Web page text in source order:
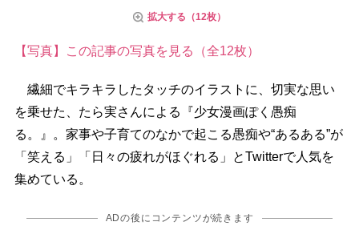
拡大する（12枚）
【写真】この記事の写真を見る（全12枚）
繊細でキラキラしたタッチのイラストに、切実な思い
を乗せた、たら実さんによる『少女漫画ぽく愚痴
る。』。家事や子育てのなかで起こる愚痴や“あるある”が
「笑える」「日々の疲れがほぐれる」とTwitterで人気を
集めている。
ADの後にコンテンツが続きます